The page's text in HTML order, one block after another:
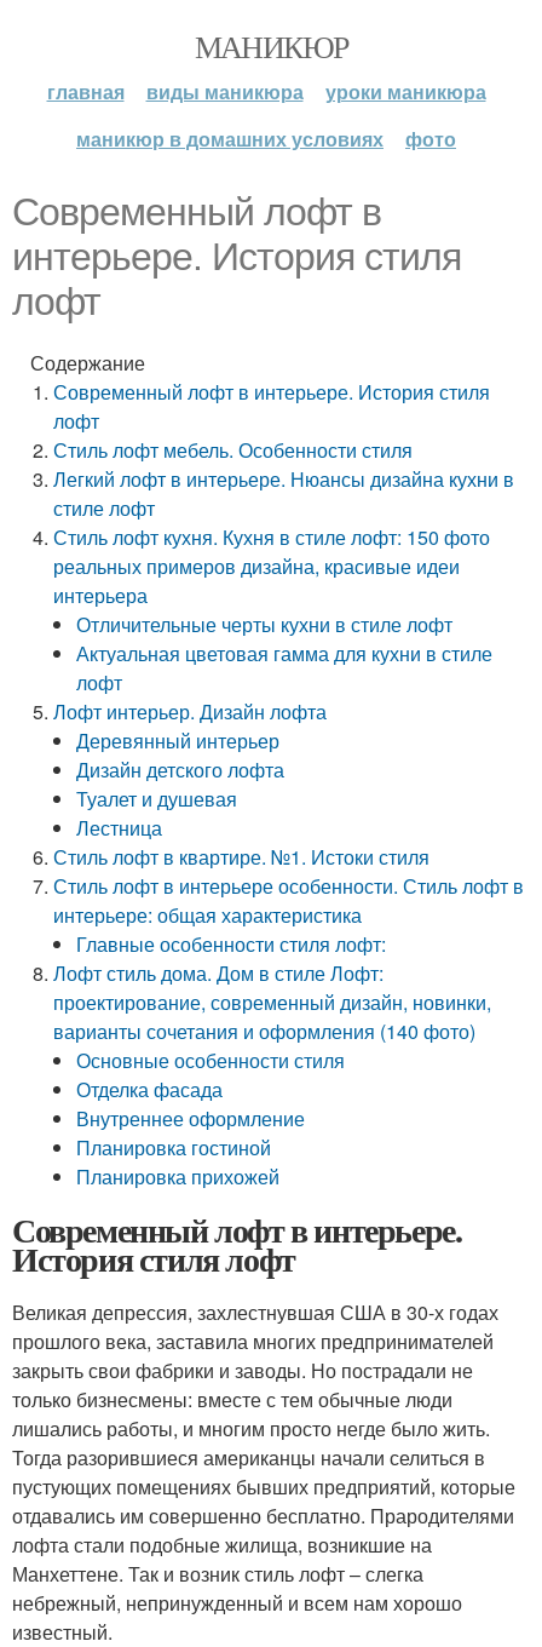
МАНИКЮР
главная виды маникюра
уроки маникюра
маникюр в домашних условиях
фото
Современный лофт в
интерьере. История стиля
лофт
Содержание
Современный лофт в интерьере. История стиля
лофт
Стиль лофт мебель. Особенности стиля
Легкий лофт в интерьере. Нюансы дизайна кухни в
стиле лофт
Стиль лофт кухня. Кухня в стиле лофт: 150 фото
реальных примеров дизайна, красивые идеи
интерьера
Отличительные черты кухни в стиле лофт
Актуальная цветовая гамма для кухни в стиле
лофт
Лофт интерьер. Дизайн лофта
Деревянный интерьер
Дизайн детского лофта
Туалет и душевая
Лестница
Стиль лофт в квартире. №1. Истоки стиля
Стиль лофт в интерьере особенности. Стиль лофт в
интерьере: общая характеристика
Главные особенности стиля лофт:
Лофт стиль дома. Дом в стиле Лофт:
проектирование, современный дизайн, новинки,
варианты сочетания и оформления (140 фото)
Основные особенности стиля
Отделка фасада
Внутреннее оформление
Планировка гостиной
Планировка прихожей
Современный лофт в интерьере.
История стиля лофт
Великая депрессия, захлестнувшая США в 30-х годах
прошлого века, заставила многих предпринимателей
закрыть свои фабрики и заводы. Но пострадали не
только бизнесмены: вместе с тем обычные люди
лишались работы, и многим просто негде было жить.
Тогда разорившиеся американцы начали селиться в
пустующих помещениях бывших предприятий, которые
отдавались им совершенно бесплатно. Прародителями
лофта стали подобные жилища, возникшие на
Манхеттене. Так и возник стиль лофт – слегка
небрежный, непринужденный и всем нам хорошо
известный.